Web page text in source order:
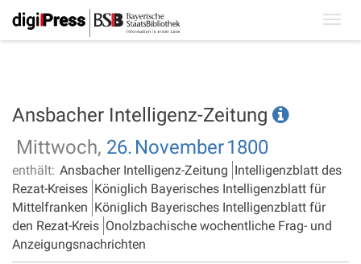
Ansbacher Intelligenz-Zeitung
Mittwoch, 26. November1800
enthält: Ansbacher Intelligenz-Zeitung Intelligenzblatt des
Rezat-Kreises Königlich Bayerisches Intelligenzblatt für
Mittelfranken Königlich Bayerisches Intelligenzblatt für
den Rezat-Kreis Onolzbachische wochentliche Frag- und
Anzeigungsnachrichten